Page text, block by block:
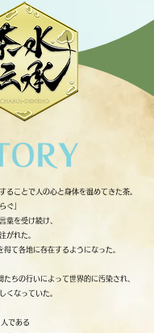
ることで人の心と身体を温めてきた茶。
ぐ」
葉を受け続け、
がれた。
て各地に存在するようになった。
たちの行いによって世界的に汚染され、
くなっていた。
である